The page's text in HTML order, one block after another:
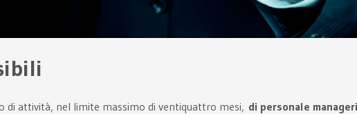
di attività, nel limite massimo di ventiquattro mesi, di personale